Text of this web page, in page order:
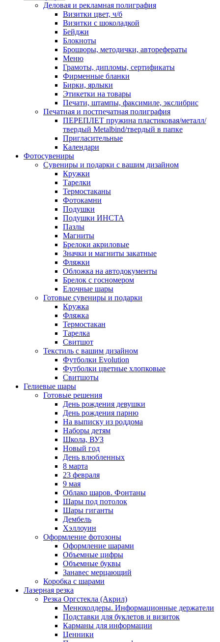
Деловая и рекламная полиграфия
Визитки цвет, ч/б
Визитки с шоколадкой
Бейджи
Блокноты
Брошюры, методички, авторефераты
Меню
Грамоты, дипломы, сертификаты
Фирменные бланки
Бирки, ярлыки
Этикетки на товары
Печати, штампы, факсимиле, экслибрис
Печатная и постпечатная полиграфия
ПЕРЕПЛЕТ пружина пластиковая/металл/
твердый Metalbind/твердый в папке
Пригласительные
Календари
Фотосувениры
Сувениры и подарки с вашим дизайном
Кружки
Тарелки
Термостаканы
Фотокамни
Подушки
Подушки ИНСТА
Пазлы
Магниты
Брелоки акриловые
Значки и магниты закатные
Фляжки
Обложка на автодокументы
Брелок с госномером
Елочные шары
Готовые сувениры и подарки
Кружка
Фляжка
Термостакан
Тарелка
Свитшот
Текстиль с вашим дизайном
Футболки Evolution
Футболки цветные хлопковые
Свитшоты
Гелиевые шары
Готовые решения
День рождения девушки
День рождения парню
На выписку из роддома
Наборы детям
Школа, ВУЗ
Новый год
День влюбленных
8 марта
23 февраля
9 мая
Облако шаров. Фонтаны
Шары под потолок
Шары гиганты
Дембель
Хэллоуин
Оформление фотозоны
Оформление шарами
Объемные цифры
Объемные буквы
Занавес мерцающий
Коробка с шарами
Лазерная резка
Резка Оргстекла (Акрил)
Менюхолдеры. Информационные держатели
Подставки для буклетов и визиток
Карманы для информации
Ценники